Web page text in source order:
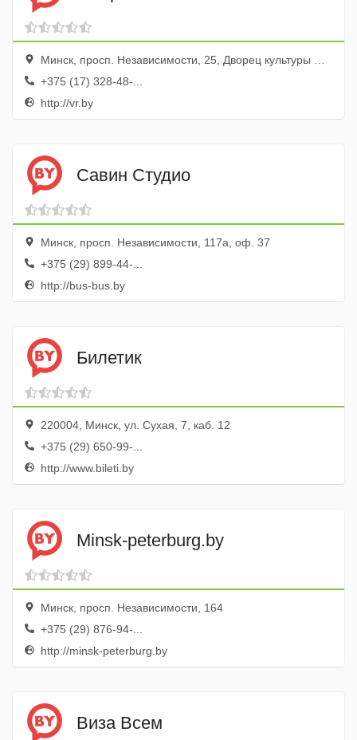
Минск, просп. Независимости, 25, Дворец культуры Профсоюзов, оф. 156
+375 (17) 328-48-...
http://vr.by
Савин Студио
Минск, просп. Независимости, 117а, оф. 37
+375 (29) 899-44-...
http://bus-bus.by
Билетик
220004, Минск, ул. Сухая, 7, каб. 12
+375 (29) 650-99-...
http://www.bileti.by
Minsk-peterburg.by
Минск, просп. Независимости, 164
+375 (29) 876-94-...
http://minsk-peterburg.by
Виза Всем